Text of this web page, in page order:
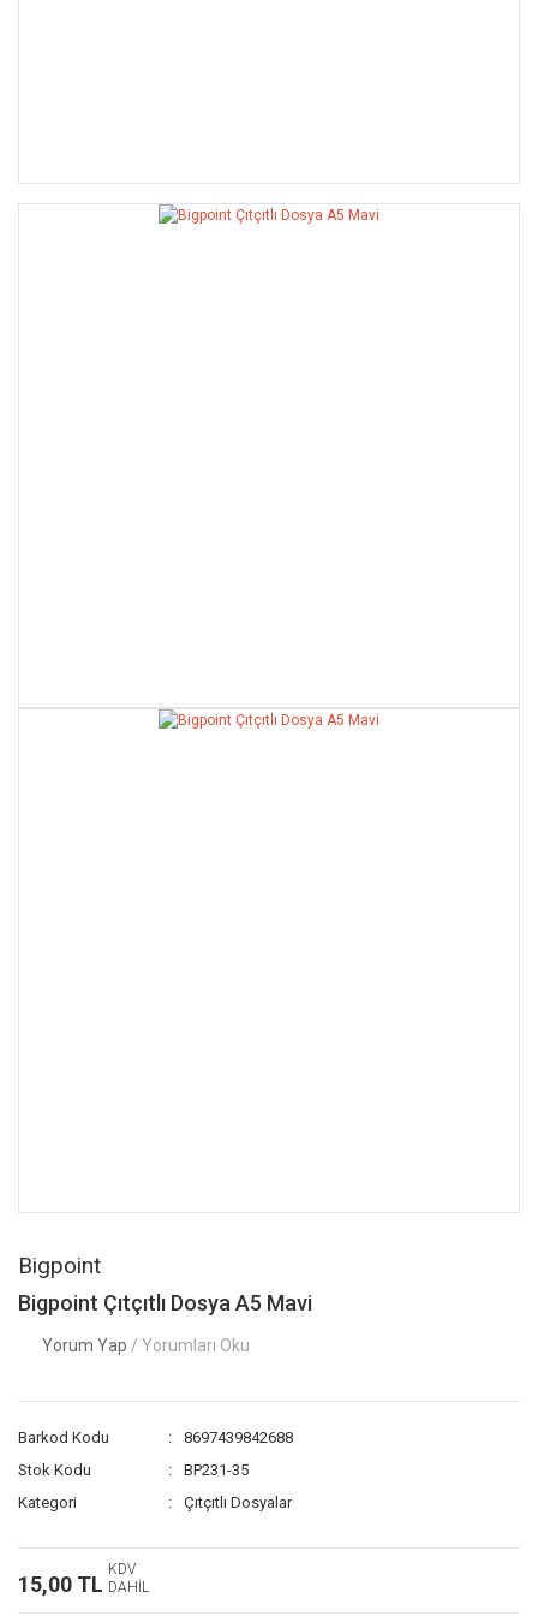
Bigpoint
Bigpoint Çıtçıtlı Dosya A5 Mavi
Yorum Yap / Yorumları Oku
Barkod Kodu
8697439842688
Stok Kodu
BP231-35
Kategori
Çıtçıtlı Dosyalar
15,00 TL
KDV
DAHİL